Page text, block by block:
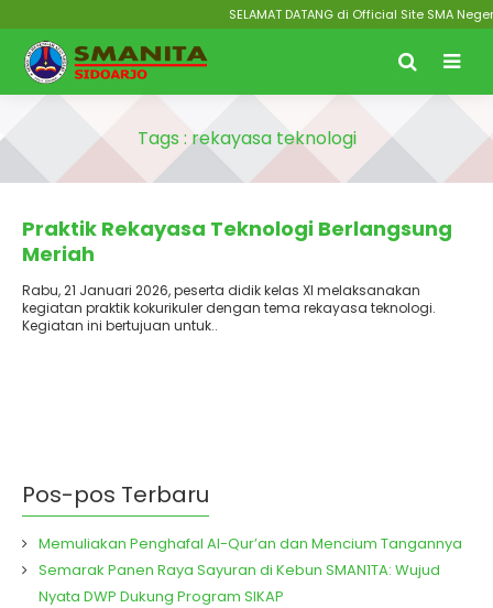
SELAMAT DATANG di Official Site SMA
Tags : rekayasa teknologi
Praktik Rekayasa Teknologi Berlangsung
Meriah
Rabu, 21 Januari 2026, peserta didik kelas XI melaksanakan
kegiatan praktik kokurikuler dengan tema rekayasa teknologi.
Kegiatan ini bertujuan untuk..
Pos-pos Terbaru
Memuliakan Penghafal Al-Qur’an dan Mencium Tangannya
Semarak Panen Raya Sayuran di Kebun SMAN1TA: Wujud
Nyata DWP Dukung Program SIKAP